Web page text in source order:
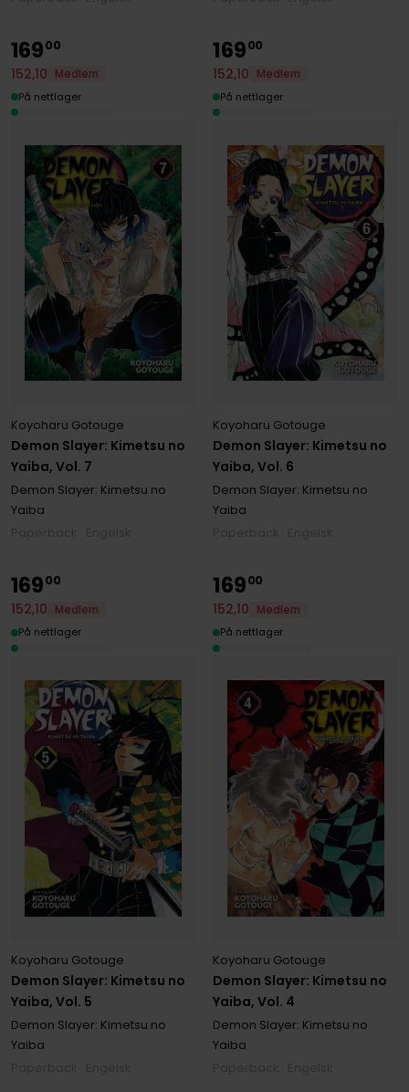
Demon Slayer: Kimetsu no
Yaiba, Vol. 7
Koyoharu Gotouge
Demon Slayer: Kimetsu no
Yaiba
16900
152,10
Medlem
På nettlager
Demon Slayer: Kimetsu no
Yaiba, Vol. 6
Koyoharu Gotouge
Demon Slayer: Kimetsu no
Yaiba
16900
152,10
Medlem
På nettlager
Demon Slayer: Kimetsu no
Yaiba, Vol. 5
Koyoharu Gotouge
Demon Slayer: Kimetsu no
Yaiba
16900
152,10
Medlem
På nettlager
Demon Slayer: Kimetsu no
Yaiba, Vol. 4
Koyoharu Gotouge
Demon Slayer: Kimetsu no
Yaiba
16900
152,10
Medlem
På nettlager